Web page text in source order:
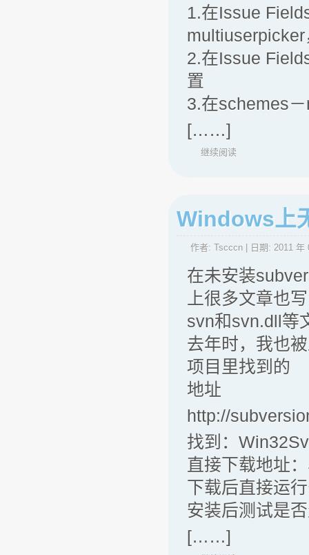
1.在Issue
2.在Issue
置
3.在schemes
[……]
继续阅读
Windows上
作者: Tscccn | 日期: 2011 年
在未安装
上很多文章也
svn和svn.dll等
去年时，我也
项目里找到的
地址
http://
找到：
直接下载地址
下载后直接运
安装后测试是
[……]